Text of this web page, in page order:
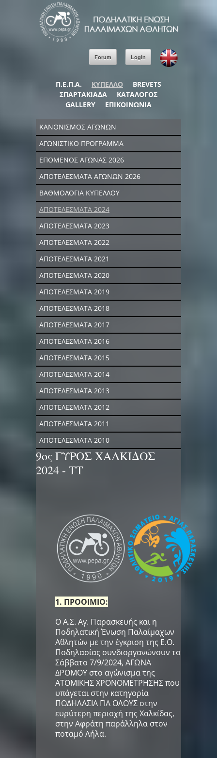
Forum Login
Π.Ε.Π.Α. ΚΥΠΕΛΛΟ
BREVETS
ΣΠΑΡΤΑΚΙΑΔΑ
ΚΑΤΑΛΟΓΟΣ
GALLERY
ΕΠΙΚΟΙΝΩΝΙΑ
ΚΑΝΟΝΙΣΜΟΣ ΑΓΩΝΩΝ
ΑΓΩΝΙΣΤΙΚΟ ΠΡΟΓΡΑΜΜΑ
ΕΠΟΜΕΝΟΣ ΑΓΩΝΑΣ 2026
ΑΠΟΤΕΛΕΣΜΑΤΑ ΑΓΩΝΩΝ 2026
ΒΑΘΜΟΛΟΓΙΑ ΚΥΠΕΛΛΟΥ
ΑΠΟΤΕΛΕΣΜΑΤΑ 2024
ΑΠΟΤΕΛΕΣΜΑΤΑ 2023
ΑΠΟΤΕΛΕΣΜΑΤΑ 2022
ΑΠΟΤΕΛΕΣΜΑΤΑ 2021
ΑΠΟΤΕΛΕΣΜΑΤΑ 2020
ΑΠΟΤΕΛΕΣΜΑΤΑ 2019
ΑΠΟΤΕΛΕΣΜΑΤΑ 2018
ΑΠΟΤΕΛΕΣΜΑΤΑ 2017
ΑΠΟΤΕΛΕΣΜΑΤΑ 2016
ΑΠΟΤΕΛΕΣΜΑΤΑ 2015
ΑΠΟΤΕΛΕΣΜΑΤΑ 2014
ΑΠΟΤΕΛΕΣΜΑΤΑ 2013
ΑΠΟΤΕΛΕΣΜΑΤΑ 2012
ΑΠΟΤΕΛΕΣΜΑΤΑ 2011
ΑΠΟΤΕΛΕΣΜΑΤΑ 2010
9ος ΓΥΡΟΣ ΧΑΛΚΙΔΟΣ
2024 - TT
1. ΠΡΟΟΙΜΙΟ:
Ο Α.Σ. Αγ. Παρασκευής και η
Ποδηλατική Ένωση Παλαίμαχων
Αθλητών με την έγκριση της Ε.Ο.
Ποδηλασίας συνδιοργανώνουν το
Σάββατο 7/9/2024, ΑΓΩΝΑ
ΔΡΟΜΟΥ στο αγώνισμα της
ΑΤΟΜΙΚΗΣ ΧΡΟΝΟΜΕΤΡΗΣΗΣ που
υπάγεται στην κατηγορία
ΠΟΔΗΛΑΣΙΑ ΓΙΑ ΟΛΟΥΣ στην
ευρύτερη περιοχή της Χαλκίδας,
στην Αφράτη παράλληλα στον
ποταμό Λήλα.